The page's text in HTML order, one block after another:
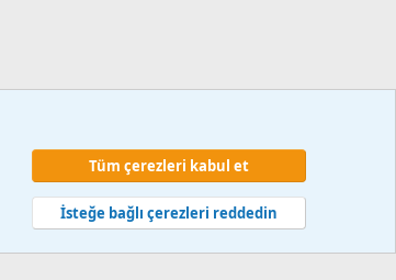
Gizlilik politikası Yardım Ana sayfa
R
S
2024
Tüm çerezleri kabul et
İsteğe bağlı çerezleri reddedin